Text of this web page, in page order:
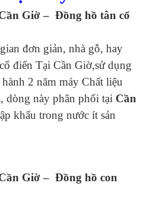
Giờ – Đồng hồ tân cổ
đơn giản, nhà gỗ, hay
điển Tại Cần Giờ,sử dụng
2 năm máy Chất liệu
dòng này phân phối tại Cần
khẩu trong nước ít sản
Giờ – Đồng hồ con